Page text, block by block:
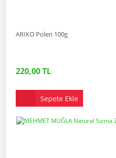
ARIKO Polen 100g
220,00 TL
Sepete Ekle